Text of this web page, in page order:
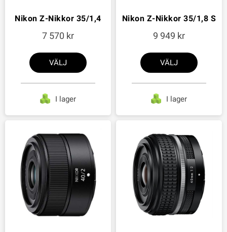
Nikon Z-Nikkor 35/1,4
7 570
VÄLJ
I lager
Nikon Z-Nikkor 35/1,8 S
9 949
VÄLJ
I lager